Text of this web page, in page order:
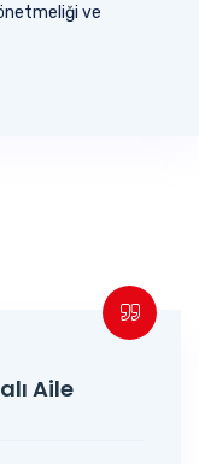
ve
Aile